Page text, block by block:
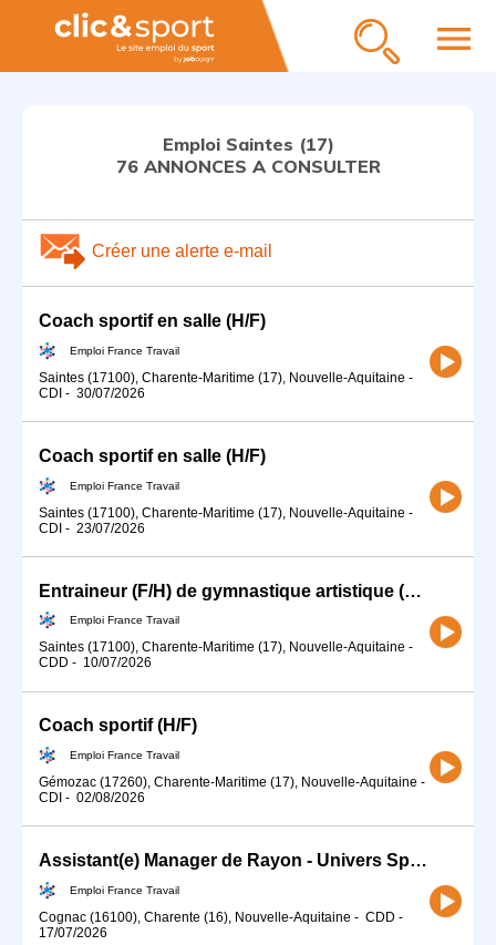
menu
Emploi Saintes (17)
76 ANNONCES A CONSULTER
Créer une alerte e-mail
Coach sportif en salle (H/F)
Emploi France Travail
Saintes (17100), Charente-Maritime (17), Nouvelle-Aquitaine -
CDI - 30/07/2026
Coach sportif en salle (H/F)
Emploi France Travail
Saintes (17100), Charente-Maritime (17), Nouvelle-Aquitaine -
CDI - 23/07/2026
Entraineur (F/H) de gymnastique artistique (H/F)
Emploi France Travail
Saintes (17100), Charente-Maritime (17), Nouvelle-Aquitaine -
CDD - 10/07/2026
Coach sportif (H/F)
Emploi France Travail
Gémozac (17260), Charente-Maritime (17), Nouvelle-Aquitaine -
CDI - 02/08/2026
Assistant(e) Manager de Rayon - Univers Sport en ALTERNANCE (H/F)
Emploi France Travail
Cognac (16100), Charente (16), Nouvelle-Aquitaine - CDD -
17/07/2026